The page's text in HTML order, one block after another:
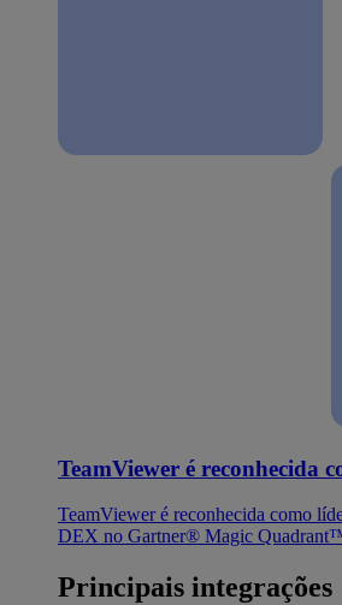
TeamViewer é reconhecida
TeamViewer é reconhecida como
DEX no Gartner® Magic
Principais integrações